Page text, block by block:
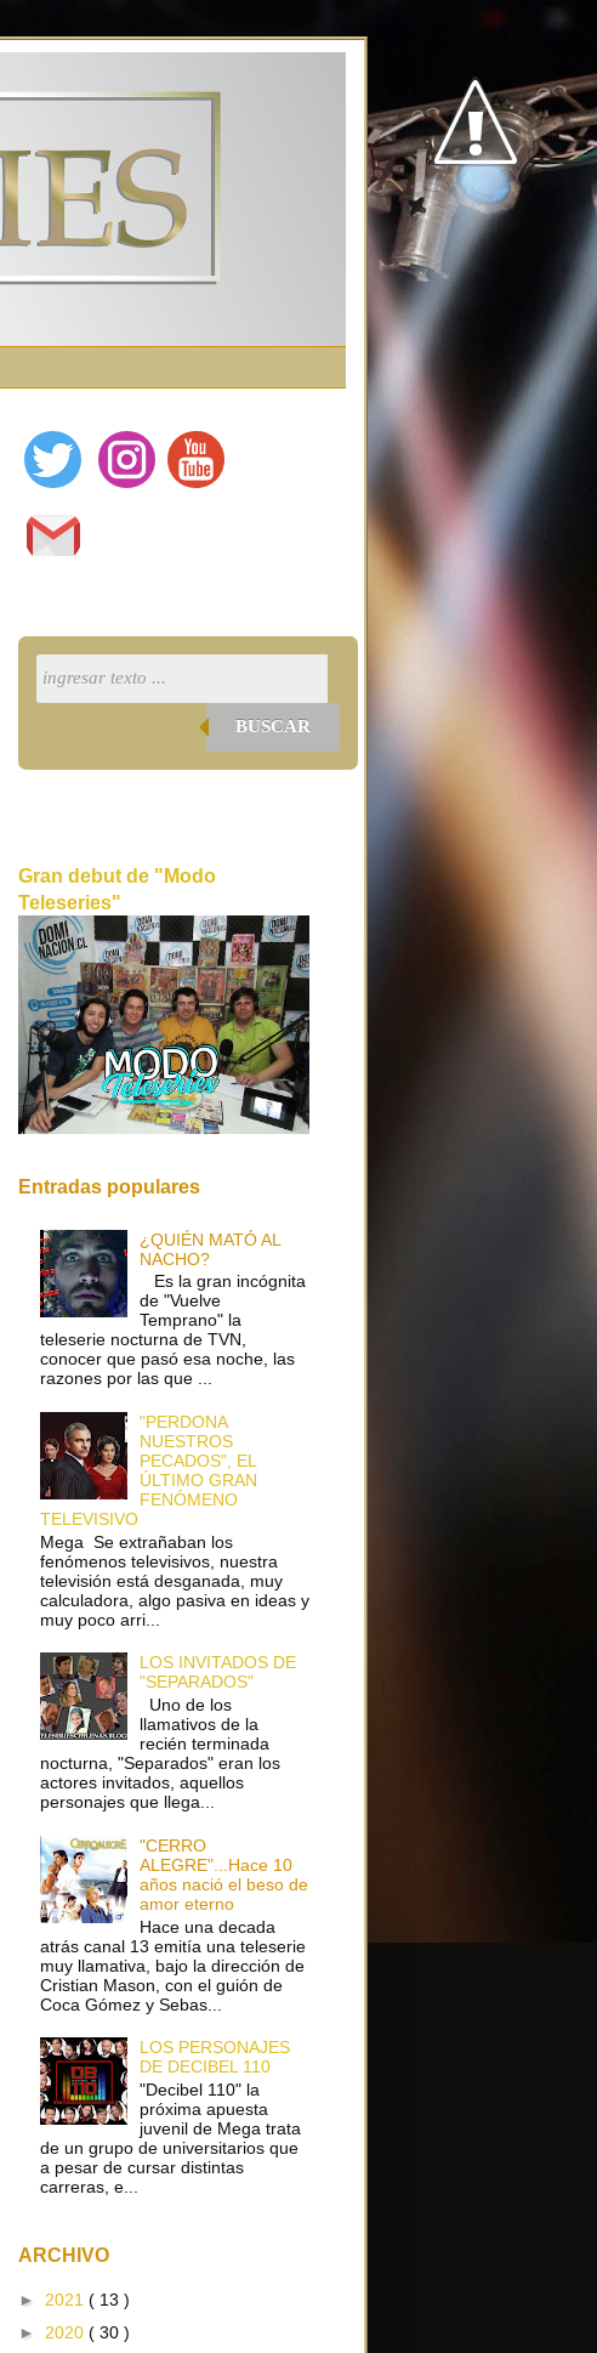
BUSCAR
Gran debut de "Modo
Teleseries"
Entradas populares
¿QUIÉN MATÓ AL
NACHO?
Es la gran incógnita
de "Vuelve
Temprano" la
teleserie nocturna de TVN,
conocer que pasó esa noche, las
razones por las que ...
"PERDONA
NUESTROS
PECADOS", EL
ÚLTIMO GRAN
FENÓMENO
TELEVISIVO
Mega Se extrañaban los
fenómenos televisivos, nuestra
televisión está desganada, muy
calculadora, algo pasiva en ideas y
muy poco arri...
LOS INVITADOS DE
"SEPARADOS"
Uno de los
llamativos de la
recién terminada
nocturna, "Separados" eran los
actores invitados, aquellos
personajes que llega...
"CERRO
ALEGRE"...Hace 10
años nació el beso de
amor eterno
Hace una decada
atrás canal 13 emitía una teleserie
muy llamativa, bajo la dirección de
Cristian Mason, con el guión de
Coca Gómez y Sebas...
LOS PERSONAJES
DE DECIBEL 110
"Decibel 110" la
próxima apuesta
juvenil de Mega trata
de un grupo de universitarios que
a pesar de cursar distintas
carreras, e...
ARCHIVO
► 2021 ( 13 )
► 2020 ( 30 )